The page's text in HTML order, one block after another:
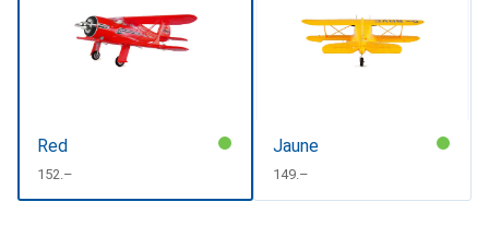
Red
CHF
152.–
Jaune
CHF
149.–